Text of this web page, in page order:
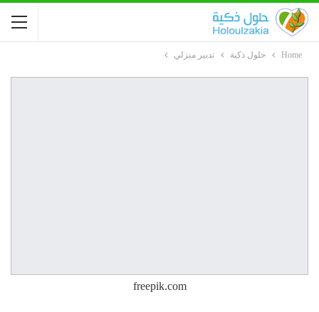
Home حلول ذكية تدبير منزلي
freepik.com